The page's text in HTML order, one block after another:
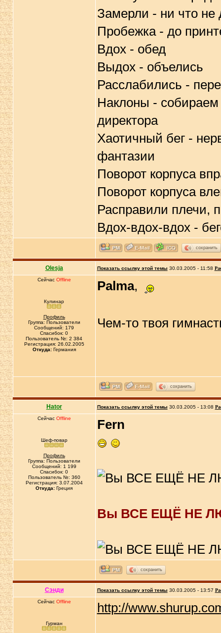
Замерли - ни что
Пробежка - до
Вдох - обед
Выдох - объелись
Расслабились -
Наклоны - собираем
директора
Хаотичный бег -
фантазии
Поворот корпуса
Поворот корпуса
Расправили плечи,
Вдох-вдох-вдох -
сохранить
Olesja Показать ссылку этой темы 30.03.2005 - 11:58
Сейчас Offline
Кулинар
Профиль
Группа: Пользователи
Сообщений: 179
Спасибок: 0
Пользователь №: 2 384
Регистрация: 26.02.2005
Откуда:Германия
Palma,
Чем-то твоя
сохранить
Hator Показать ссылку этой темы 30.03.2005 - 13:08
Сейчас Offline
Шеф-повар
Профиль
Группа: Пользователи
Сообщений: 1 199
Спасибок: 0
Пользователь №: 360
Регистрация: 3.07.2004
Откуда: Греция
Fern
Вы ВСЕ ЕЩЁ НЕ
сохранить
Сэнди Показать ссылку этой темы 30.03.2005 - 13:57
Сейчас Offline
Гурман
http://